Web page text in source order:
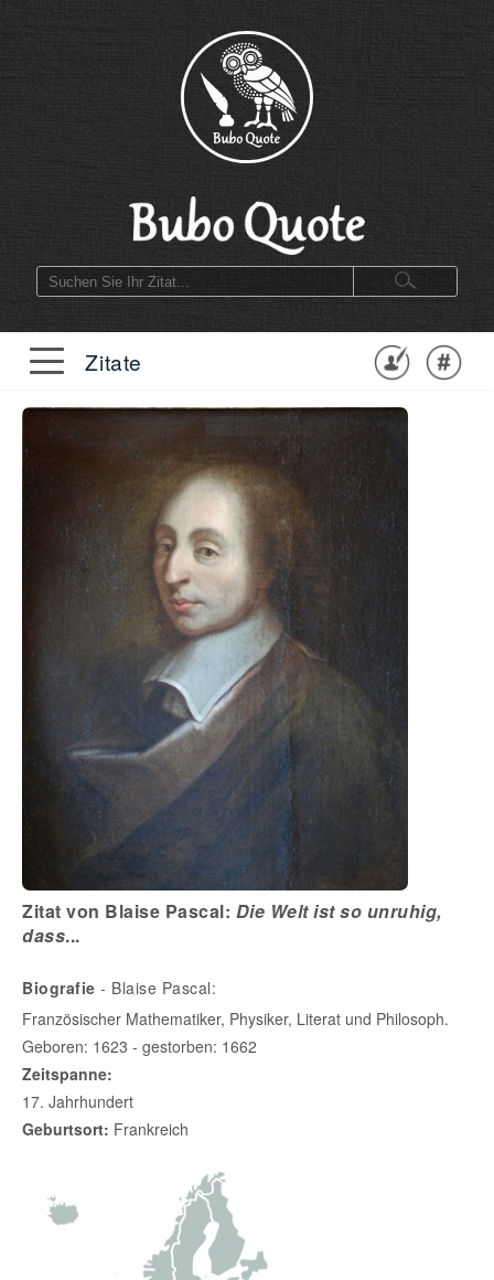
Zitate
Zitat von Blaise Pascal: Die Welt ist so unruhig,
dass...
Biografie - Blaise Pascal:
Französischer Mathematiker, Physiker, Literat und Philosoph.
Geboren: 1623 - gestorben: 1662
Zeitspanne:
17. Jahrhundert
Geburtsort: Frankreich